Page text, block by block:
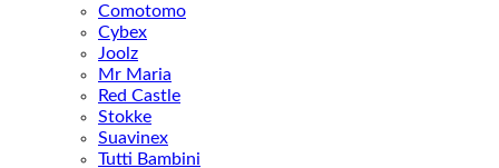
Comotomo
Cybex
Joolz
Mr Maria
Red Castle
Stokke
Suavinex
Tutti Bambini